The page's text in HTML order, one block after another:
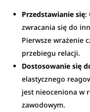
Przedstawianie się:
zwracania się do
Pierwsze wrażenie
przebiegu relacji.
Dostosowanie się
elastycznego
jest nieoceniona w
zawodowym.